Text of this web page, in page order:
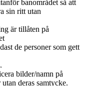
banområdet så att
sin ritt utan
är tillåten på
de personer som gett
bilder/namn på
deras samtycke.